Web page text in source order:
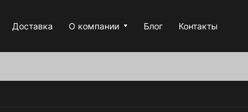
Доставка О компании Блог Контакты